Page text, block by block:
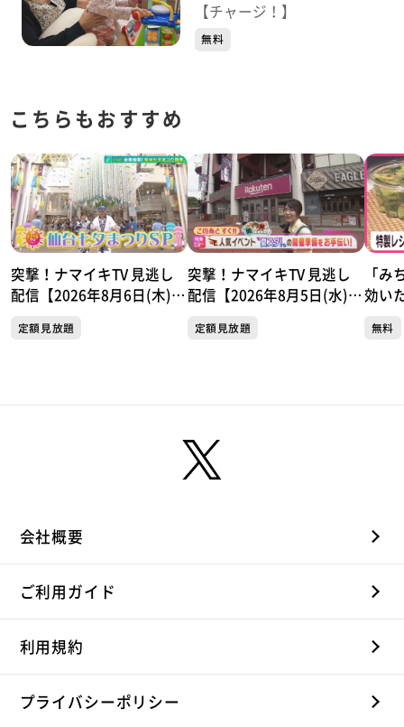
両親の思い
【チャージ！】
無料
こちらもおすすめ
突撃！ナマイキTV 見逃し
配信【2026年8月6日(木)放
定額見放題
突撃！ナマイキTV 見逃し
配信【2026年8月5日(水)放
定額見放題
「み
効い
駅】
無料
会社概要
ご利用ガイド
利用規約
プライバシーポリシー